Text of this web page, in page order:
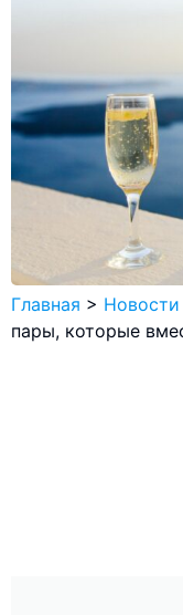
Главная >
пары, которые